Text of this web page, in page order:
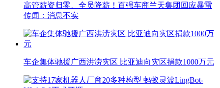
高管薪资归零、全员降薪！百强车商兰天集团回应暴雷
传闻：消息不实
车企集体驰援广西洪涝灾区 比亚迪向灾区捐款1000万元